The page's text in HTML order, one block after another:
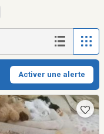
Activer une alerte